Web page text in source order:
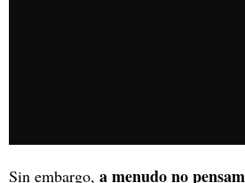
Sin embargo, a menudo no